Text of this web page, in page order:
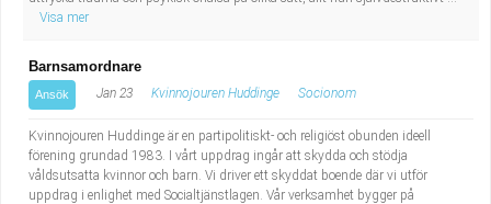
Visa mer
Barnsamordnare
Ansök Jan 23 Kvinnojouren Huddinge Socionom
Kvinnojouren Huddinge är en partipolitiskt- och religiöst obunden ideell
förening grundad 1983. I vårt uppdrag ingår att skydda och stödja
våldsutsatta kvinnor och barn. Vi driver ett skyddat boende där vi utför
uppdrag i enlighet med Socialtjänstlagen. Vår verksamhet bygger på